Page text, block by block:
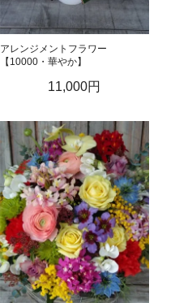
アレンジメントフラワー
【10000・華やか】
11,000円